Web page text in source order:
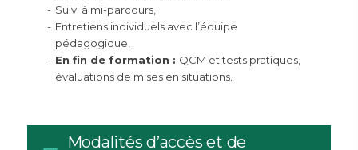
Suivi à mi-parcours,
Entretiens individuels avec l’équipe
pédagogique,
En fin de formation : QCM et tests pratiques,
évaluations de mises en situations.
Modalités d’accès et de